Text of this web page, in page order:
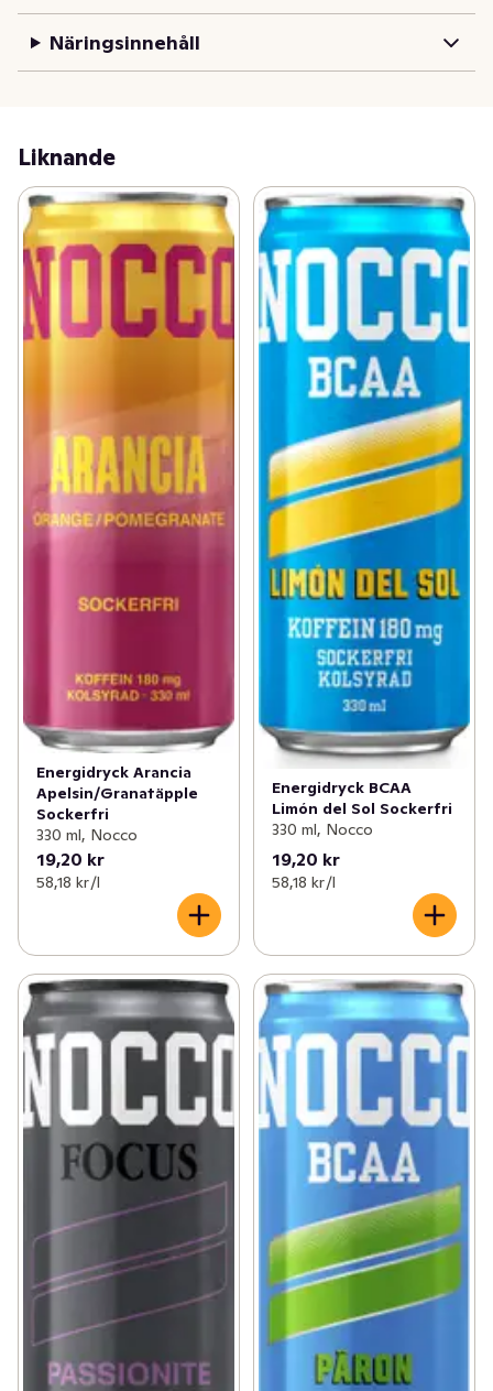
Näringsinnehåll
Liknande
Energidryck Arancia
Apelsin/Granatäpple
Sockerfri
330 ml, Nocco
19,20 kr
58,18 kr /l
Energidryck BCAA
Limón del Sol Sockerfri
330 ml, Nocco
19,20 kr
58,18 kr /l